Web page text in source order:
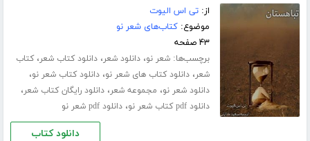
از:تی اس الیوت
موضوع:کتاب‌های شعر نو
۴۳ صفحه
برچسب‌ها:شعر نو،دانلود شعر،دانلود کتاب شعر،کتاب
شعر،دانلود کتاب های شعر نو،دانلود کتاب شعر نو،
دانلود شعر نو، مجموعه شعر،دانلود رایگان کتاب شعر،
دانلود pdf کتاب شعر نو ،دانلود pdf شعر نو
دانلود کتاب